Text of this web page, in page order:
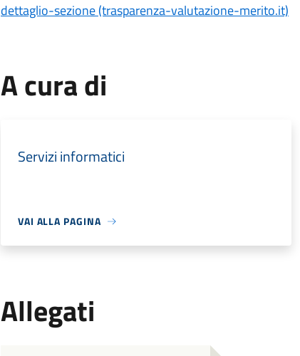
dettaglio-sezione (trasparenza-valutazione-merito.it)
A cura di
Servizi informatici
VAI ALLA PAGINA
Allegati